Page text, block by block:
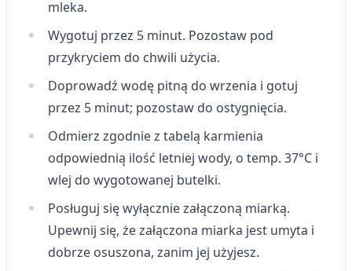
mleka.
Wygotuj przez 5 minut. Pozostaw pod
przykryciem do chwili użycia.
Doprowadź wodę pitną do wrzenia i gotuj
przez 5 minut; pozostaw do ostygnięcia.
Odmierz zgodnie z tabelą karmienia
odpowiednią ilość letniej wody, o temp. 37°C i
wlej do wygotowanej butelki.
Posługuj się wyłącznie załączoną miarką.
Upewnij się, że załączona miarka jest umyta i
dobrze osuszona, zanim jej użyjesz.